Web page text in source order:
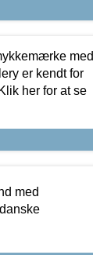
med
er kendt for
her for at se
med